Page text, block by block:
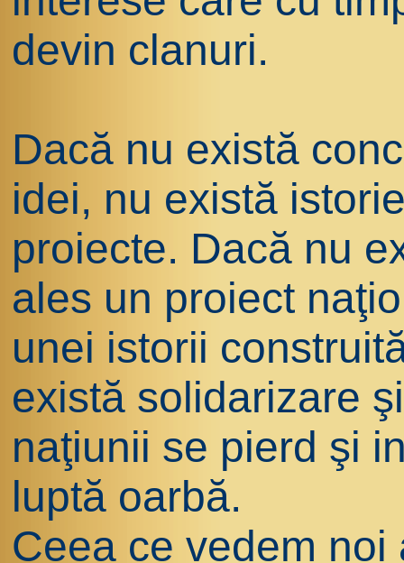
devin clanuri.
Dacă nu există
idei, nu există
proiecte. Dacă nu
ales un proiect
unei istorii
există solidarizare
naţiunii se pierd şi
luptă oarbă.
Ceea ce vedem